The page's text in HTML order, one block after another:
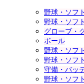
野球・ソフ
野球・ソフ
グローブ・
ボール
野球・ソフ
野球・ソフ
守備・バッ
野球・ソフ